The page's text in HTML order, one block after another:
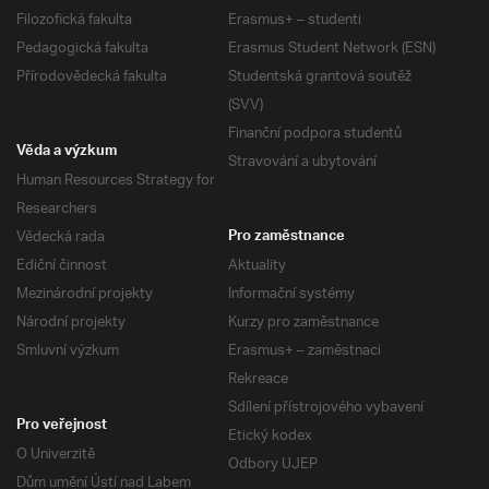
Filozofická fakulta
Pedagogická fakulta
Přírodovědecká fakulta
Erasmus+ – studenti
Erasmus Student Network (ESN)
Studentská grantová soutěž
(SVV)
Finanční podpora studentů
Stravování a ubytování
Věda a výzkum
Human Resources Strategy for
Researchers
Vědecká rada
Ediční činnost
Mezinárodní projekty
Národní projekty
Smluvní výzkum
Pro zaměstnance
Aktuality
Informační systémy
Kurzy pro zaměstnance
Erasmus+ – zaměstnaci
Rekreace
Sdílení přístrojového vybavení
Etický kodex
Odbory UJEP
Pro veřejnost
O Univerzitě